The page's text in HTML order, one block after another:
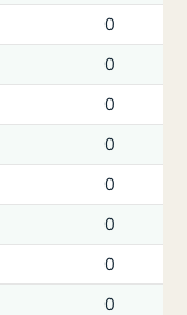
0
0
0
0
0
0
0
0